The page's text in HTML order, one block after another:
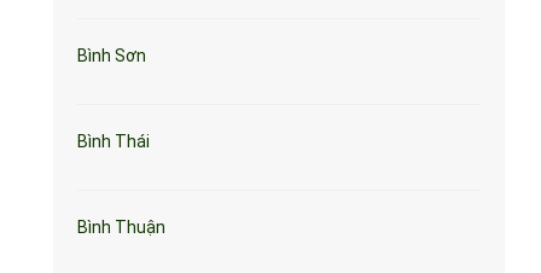
Bình Sơn
Bình Thái
Bình Thuận